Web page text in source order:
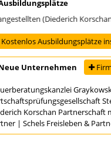
(Diederich Korschan
Kostenlos Ausbildungsplätze
Unternehmen
Korschan Partnerschaft
| Schels Freisleben &